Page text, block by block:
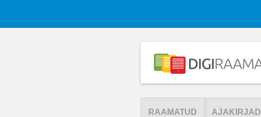
RAAMATUD AJAKIRJAD